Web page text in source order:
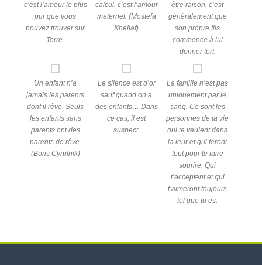
c’est l’amour le plus
pur que vous
pouvez trouver sur
Terre.
calcul, c’est l’amour
maternel. (Mostefa
Khellaf)
être raison, c’est
généralement que
son propre fils
commence à lui
donner tort.
Un enfant n’a
jamais les parents
dont il rêve. Seuls
les enfants sans
parents ont des
parents de rêve.
(Boris Cyrulnik)
Le silence est d’or
sauf quand on a
des enfants… Dans
ce cas, il est
suspect.
La famille n’est pas
uniquement par le
sang. Ce sont les
personnes de ta vie
qui te veulent dans
la leur et qui feront
tout pour te faire
sourire. Qui
t’acceptent et qui
t’aimeront toujours
tel que tu es.